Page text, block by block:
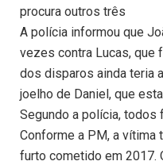
procura outros três
A polícia informou que
vezes contra Lucas, que
dos disparos ainda teria
joelho de Daniel, que
Segundo a polícia, todos
Conforme a PM, a vítima
furto cometido em 2017.